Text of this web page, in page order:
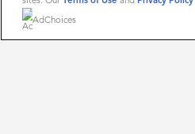
AdChoices